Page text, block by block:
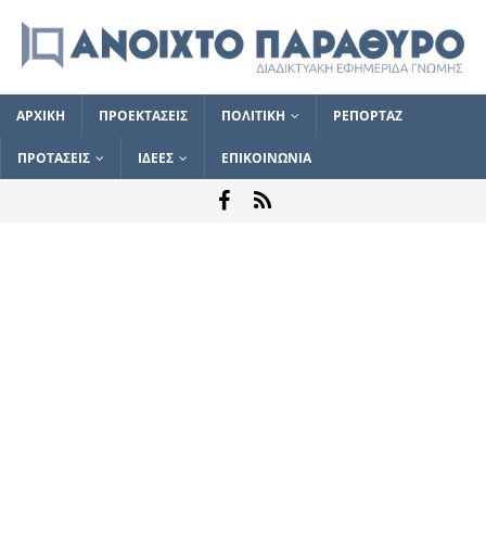
ΑΡΧΙΚΗ ΠΡΟΕΚΤΑΣΕΙΣ ΠΟΛΙΤΙΚΗ ΡΕΠΟΡΤΑΖ
ΠΡΟΤΑΣΕΙΣ ΙΔΕΕΣ ΕΠΙΚΟΙΝΩΝΙΑ